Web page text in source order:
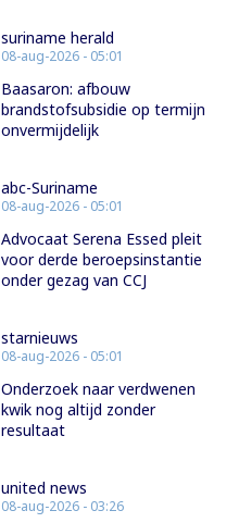
suriname herald
08-aug-2026 - 05:01
Baasaron: afbouw
brandstofsubsidie op termijn
onvermijdelijk
abc-Suriname
08-aug-2026 - 05:01
Advocaat Serena Essed pleit
voor derde beroepsinstantie
onder gezag van CCJ
starnieuws
08-aug-2026 - 05:01
Onderzoek naar verdwenen
kwik nog altijd zonder
resultaat
united news
08-aug-2026 - 03:26